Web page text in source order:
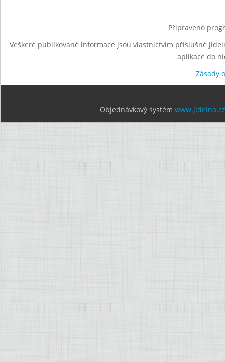
Připraveno
Veškeré publikované informace jsou vlastnictvím příslušné
aplikace do
Zásady
Objednávkový systém www.jidelna.cz